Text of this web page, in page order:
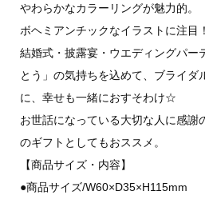
やわらかなカラーリングが魅力的。
ボヘミアンチックなイラストに注目！
結婚式・披露宴・ウエディングパー
とう」の気持ちを込めて、ブライダ
に、幸せも一緒におすそわけ☆
お世話になっている大切な人に感謝
のギフトとしてもおススメ。
【商品サイズ・内容】
●商品サイズ/W60×D35×H115mm